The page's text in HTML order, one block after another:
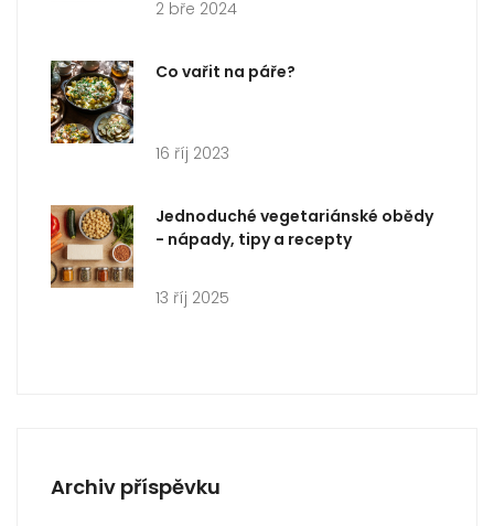
2 bře 2024
Co vařit na páře?
16 říj 2023
Jednoduché vegetariánské obědy
- nápady, tipy a recepty
13 říj 2025
Archiv příspěvku